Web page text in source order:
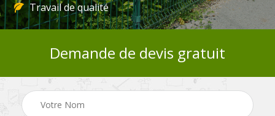
Travail de qualité
Demande de devis gratuit